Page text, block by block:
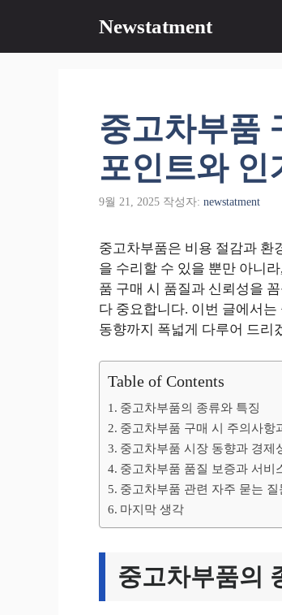
츠
Newstatment
중고차부품
포인트와 인
9월 21, 2025 작성자: newstatment
중고차부품은 비용 절감과 환
을 수리할 수 있을 뿐만 아니
품 구매 시 품질과 신뢰성을
다 중요합니다. 이번 글에서
동향까지 폭넓게 다루어 드리
Table of Contents
중고차부품의 종류와 특징
중고차부품 구매 시 주의사항
중고차부품 시장 동향과 경제
중고차부품 품질 보증과 서비
중고차부품 관련 자주 묻는 질
마지막 생각
중고차부품의